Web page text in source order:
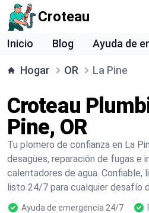
Croteau
Inicio Blog Ayuda de
Hogar OR La Pine
Croteau
Pine, OR
Tu plomero de confianza en La
desagües, reparación de fugas e
calentadores de agua. Confiable,
listo 24/7 para cualquier desafío
Ayuda de emergencia 24/7